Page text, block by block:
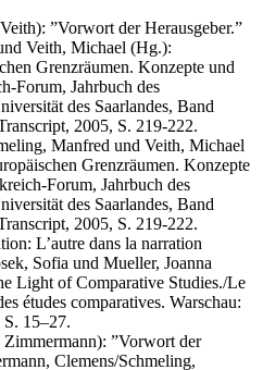
”Vorwort der Herausgeber.”
Veith, Michael (Hg.):
Grenzräumen. Konzepte und
Forum, Jahrbuch des
des Saarlandes, Band
2005, S. 219-222.
Manfred und Veith, Michael
Grenzräumen. Konzepte
Forum, Jahrbuch des
des Saarlandes, Band
2005, S. 219-222.
L’autre dans la narration
Sofia und Mueller, Joanna
Light of Comparative Studies./Le
études comparatives. Warschau:
15–27.
”Vorwort der
Clemens/Schmeling,